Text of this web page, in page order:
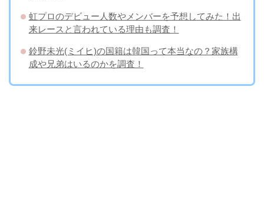
虹プロのデビュー人数やメンバーを予想してみた！出
来レースと言われている理由も調査！
鈴野未光(ミイヒ)の国籍は韓国って本当なの？家族構
成や兄弟はいるのかを調査！